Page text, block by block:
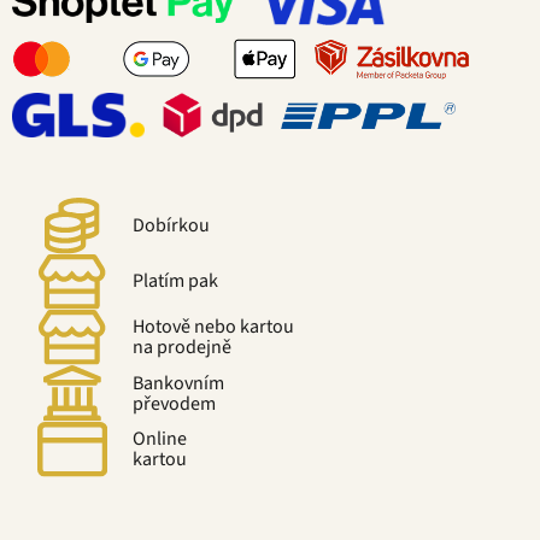
Dobírkou
Platím pak
Hotově nebo kartou
na prodejně
Bankovním
převodem
Online
kartou